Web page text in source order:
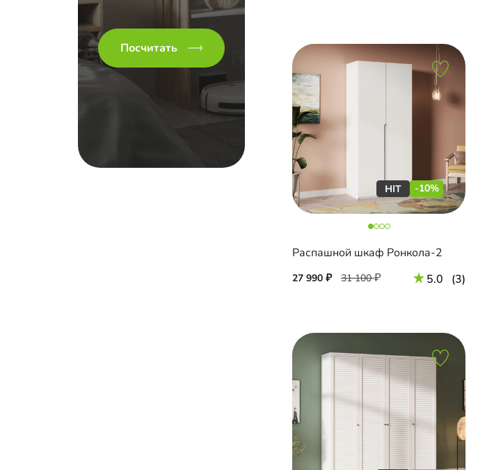
Посчитать
-10%
Распашной шкаф Ронкола-2
27 990 31 100 5.0 (3)